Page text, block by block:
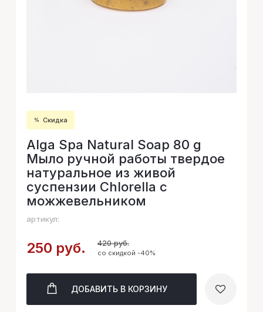
Скидка
Alga Spa Natural Soap 80 g
Мыло ручной работы твердое
натуральное из живой
суспензии Chlorella с
можжевельником
артикул:
250 руб. 420 руб.
со скидкой -40%
ДОБАВИТЬ В КОРЗИНУ